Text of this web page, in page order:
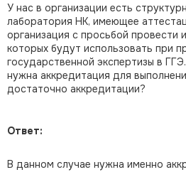
У нас в организации есть
лаборатория НК, имеющее
организация с просьбой провести
которых будут использовать при
государственной экспертизы в
нужна аккредитация для
достаточно аккредитации?
Ответ:
В данном случае нужна именно